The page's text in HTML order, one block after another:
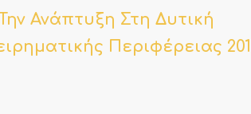
Ανάπτυξη Στη Δυτική
Περιφέρειας